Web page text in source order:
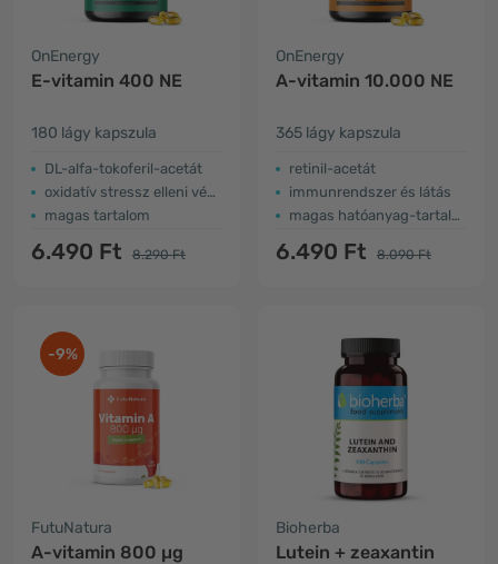
OnEnergy
E-vitamin 400 NE
180 lágy kapszula
DL-alfa-tokoferil-acetát
oxidatív stressz elleni védelem
magas tartalom
6.490 Ft 8.290 Ft
OnEnergy
A-vitamin 10.000 NE
365 lágy kapszula
retinil-acetát
immunrendszer és látás
magas hatóanyag-tartalom
6.490 Ft 8.090 Ft
-9%
FutuNatura
A-vitamin 800 µg
Bioherba
Lutein + zeaxantin